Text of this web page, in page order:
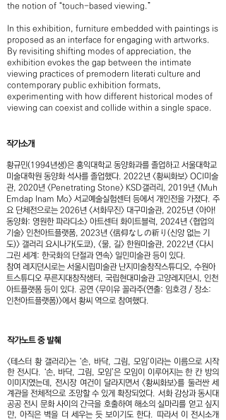
the notion of “touch-based viewing.”
In this exhibition, furniture embedded with paintings is
proposed as an interface for engaging with artworks.
By revisiting shifting modes of appreciation, the
exhibition evokes the gap between the intimate
viewing practices of premodern literati culture and
contemporary public exhibition formats,
experimenting with how different historical modes of
viewing can coexist and collide within a single space.
작가소개
황규민(1994년생)은 홍익대학교 동양화과를 졸업하고 서울대학교
미술대학원 동양화 석사를 졸업했다. 2022년 <황씨화보> OCI미술
관, 2020년 <Penetrating Stone> KSD갤러리, 2019년 <Muh
Emdap Inam Mo> 서교예술실험센터 등에서 개인전을 가졌다. 주
요 단체전으로는 2026년 <서화무진> 대구미술관, 2025년 <아아!
동양화: 영원한 파라디소> 아트센터 화이트블럭, 2024년 <협업의
기술> 인천아트플랫폼, 2023년 <信仰なしの祈り(신앙 없는 기
도)> 갤러리 요시나가(도쿄), <물, 길> 한원미술관, 2022년 <다시
그린 세계: 한국화의 단절과 연속> 일민미술관 등이 있다.
참여 레지던시로는 서울시립미술관 난지미술창작스튜디오, 수원아
트스튜디오 푸른지대창작샘터, 국립현대미술관 고양레지던시, 인천
아트플랫폼 등이 있다. 공연 <무이유 꼴라주(연출: 임호경 / 장소:
인천아트플랫폼)>에서 황씨 역으로 참여했다.
작가노트 중 발췌
<테스터 황 갤러리>는 ‘손, 바닥, 그림, 모임’이라는 이름으로 시작
한 전시다. ‘손, 바닥, 그림, 모임’은 모임이 이루어지는 한 칸 방의
이미지였는데, 전시장 여건이 달라지면서 <황씨화보>를 둘러싼 세
계관을 전체적으로 조망할 수 있게 확장되었다. 서화 감상과 동시대
공공 전시 문화 사이의 간극을 호출하여 해소의 실마리를 얻고 싶지
만, 아직은 벽을 더 세우는 듯 보이기도 한다. 따라서 이 전시소개